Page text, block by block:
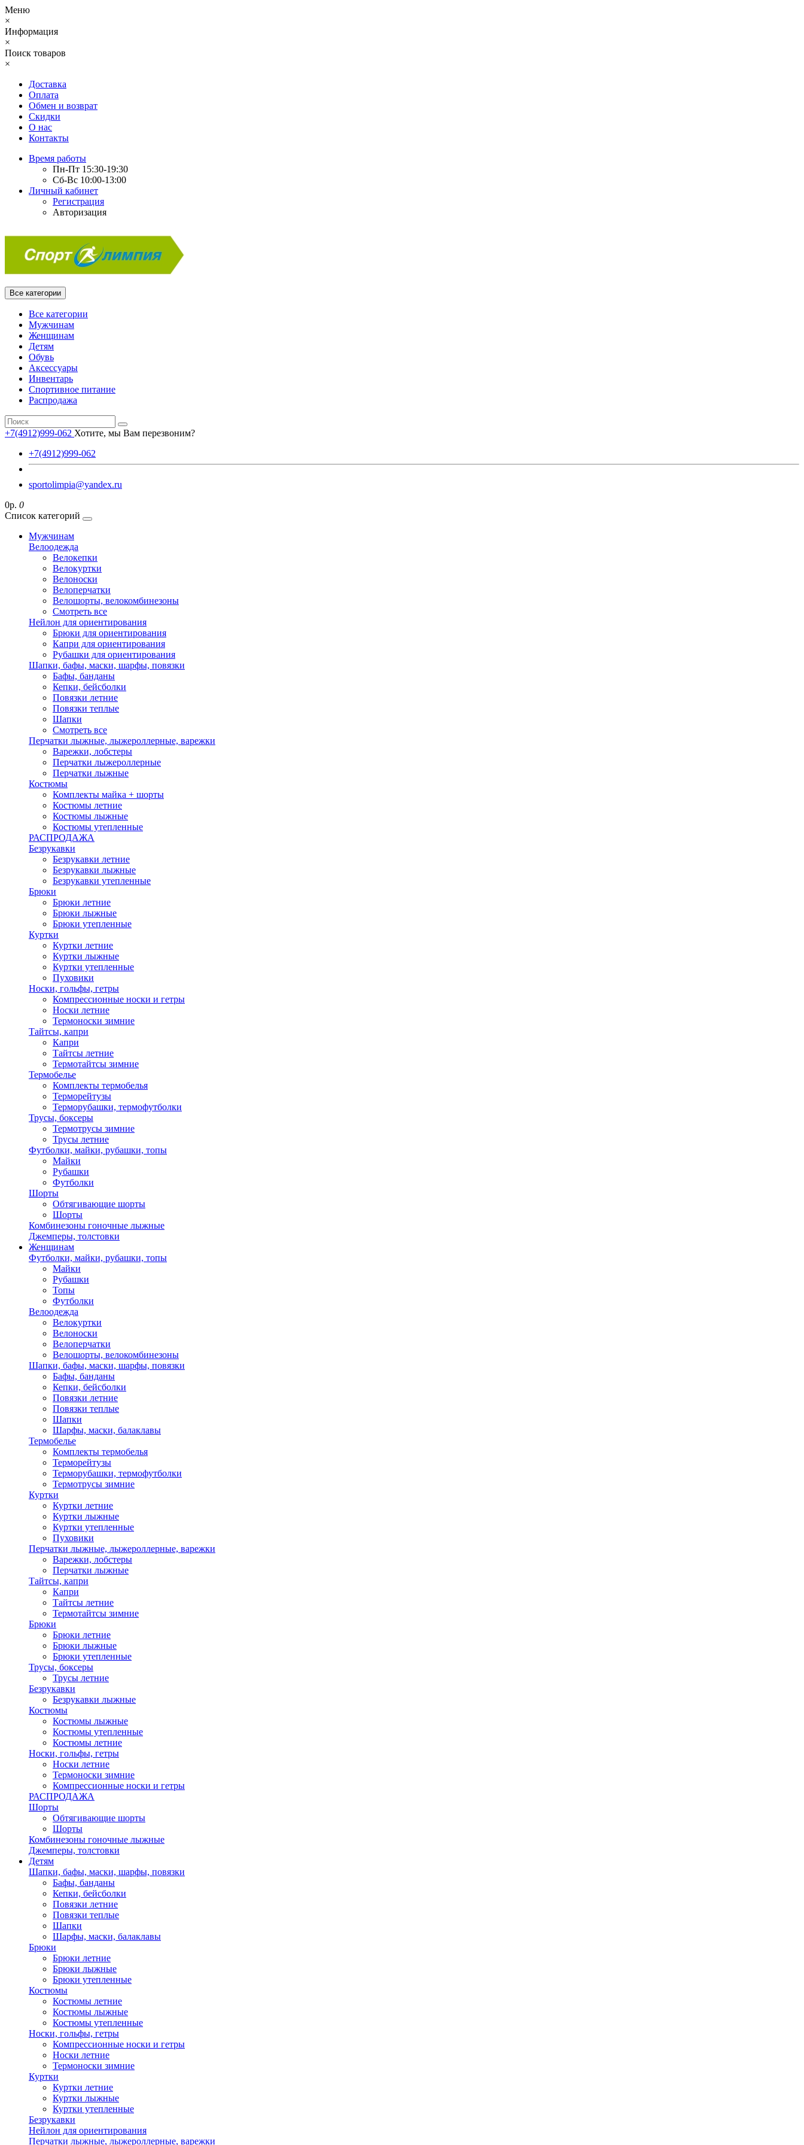
Меню
×
Информация
×
Поиск товаров
×
Доставка
Оплата
Обмен и возврат
Скидки
О нас
Контакты
Время работы
Пн-Пт 15:30-19:30
Сб-Вс 10:00-13:00
Личный кабинет
Регистрация
Авторизация
Все категории
Все категории
Мужчинам
Женщинам
Детям
Обувь
Аксессуары
Инвентарь
Спортивное питание
Распродажа
+7(4912)999-062 Хотите, мы Вам перезвоним?
+7(4912)999-062
sportolimpia@yandex.ru
0р. 0
Список категорий
Мужчинам
Велоодежда
Велокепки
Велокуртки
Велоноски
Велоперчатки
Велошорты, велокомбинезоны
Смотреть все
Нейлон для ориентирования
Брюки для ориентирования
Капри для ориентирования
Рубашки для ориентирования
Шапки, бафы, маски, шарфы, повязки
Бафы, банданы
Кепки, бейсболки
Повязки летние
Повязки теплые
Шапки
Смотреть все
Перчатки лыжные, лыжероллерные, варежки
Варежки, лобстеры
Перчатки лыжероллерные
Перчатки лыжные
Костюмы
Комплекты майка + шорты
Костюмы летние
Костюмы лыжные
Костюмы утепленные
РАСПРОДАЖА
Безрукавки
Безрукавки летние
Безрукавки лыжные
Безрукавки утепленные
Брюки
Брюки летние
Брюки лыжные
Брюки утепленные
Куртки
Куртки летние
Куртки лыжные
Куртки утепленные
Пуховики
Носки, гольфы, гетры
Компрессионные носки и гетры
Носки летние
Термоноски зимние
Тайтсы, капри
Капри
Тайтсы летние
Термотайтсы зимние
Термобелье
Комплекты термобелья
Терморейтузы
Терморубашки, термофутболки
Трусы, боксеры
Термотрусы зимние
Трусы летние
Футболки, майки, рубашки, топы
Майки
Рубашки
Футболки
Шорты
Обтягивающие шорты
Шорты
Комбинезоны гоночные лыжные
Джемперы, толстовки
Женщинам
Футболки, майки, рубашки, топы
Майки
Рубашки
Топы
Футболки
Велоодежда
Велокуртки
Велоноски
Велоперчатки
Велошорты, велокомбинезоны
Шапки, бафы, маски, шарфы, повязки
Бафы, банданы
Кепки, бейсболки
Повязки летние
Повязки теплые
Шапки
Шарфы, маски, балаклавы
Термобелье
Комплекты термобелья
Терморейтузы
Терморубашки, термофутболки
Термотрусы зимние
Куртки
Куртки летние
Куртки лыжные
Куртки утепленные
Пуховики
Перчатки лыжные, лыжероллерные, варежки
Варежки, лобстеры
Перчатки лыжные
Тайтсы, капри
Капри
Тайтсы летние
Термотайтсы зимние
Брюки
Брюки летние
Брюки лыжные
Брюки утепленные
Трусы, боксеры
Трусы летние
Безрукавки
Безрукавки лыжные
Костюмы
Костюмы лыжные
Костюмы утепленные
Костюмы летние
Носки, гольфы, гетры
Носки летние
Термоноски зимние
Компрессионные носки и гетры
РАСПРОДАЖА
Шорты
Обтягивающие шорты
Шорты
Комбинезоны гоночные лыжные
Джемперы, толстовки
Детям
Шапки, бафы, маски, шарфы, повязки
Бафы, банданы
Кепки, бейсболки
Повязки летние
Повязки теплые
Шапки
Шарфы, маски, балаклавы
Брюки
Брюки летние
Брюки лыжные
Брюки утепленные
Костюмы
Костюмы летние
Костюмы лыжные
Костюмы утепленные
Носки, гольфы, гетры
Компрессионные носки и гетры
Носки летние
Термоноски зимние
Куртки
Куртки летние
Куртки лыжные
Куртки утепленные
Безрукавки
Нейлон для ориентирования
Перчатки лыжные, лыжероллерные, варежки